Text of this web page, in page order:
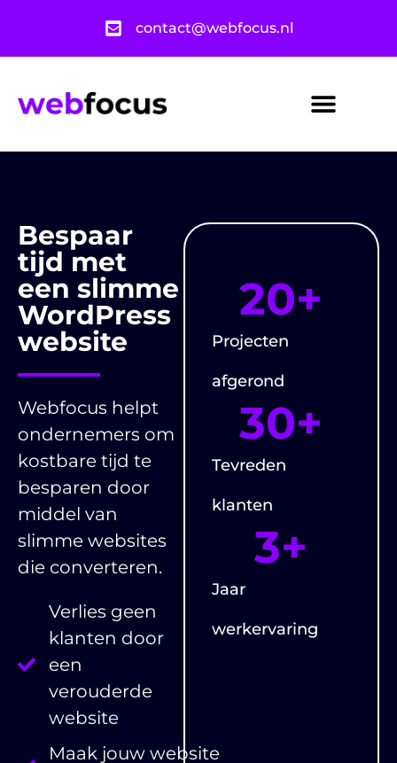
contact@webfocus.nl
Bespaar
tijd met
een slimme
WordPress
website
Webfocus helpt
ondernemers om
kostbare tijd te
besparen door
middel van
slimme websites
die converteren.
Verlies geen
klanten door
een
verouderde
website
Maak jouw website
Projecten
afgerond
20+
Tevreden
klanten
30+
Jaar
werkervaring
3+